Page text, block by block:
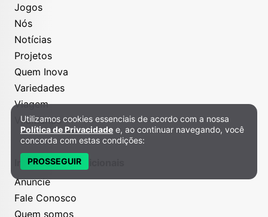
Jogos
Nós
Notícias
Projetos
Quem Inova
Variedades
Viagem
VilaMundo
Informações Adicionais
Anuncie
Fale Conosco
Quem somos
Política de Privacidade e Cookies
Utilizamos cookies essenciais de acordo com a nossa
Política de Privacidade e, ao continuar navegando, você
concorda com estas condições:
PROSSEGUIR